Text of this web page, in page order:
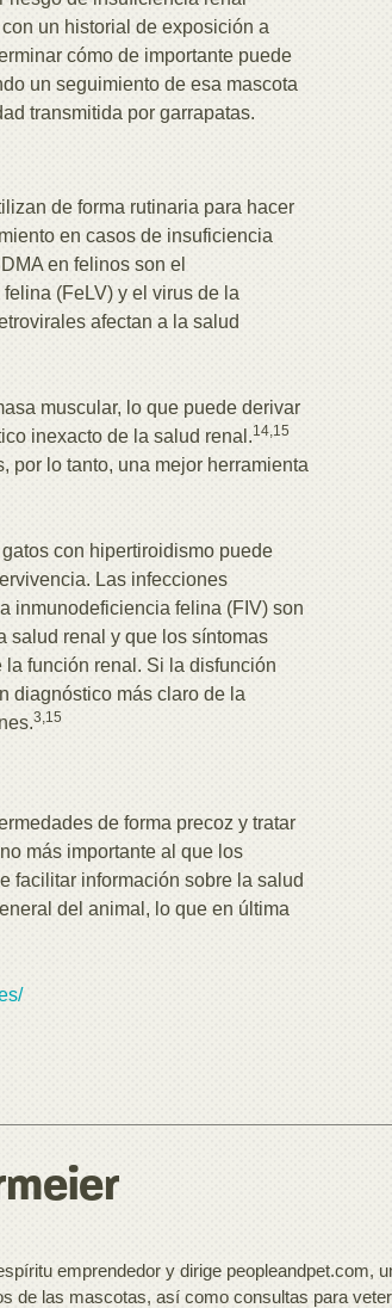
un historial de exposición a
cómo de importante puede
un seguimiento de esa mascota
transmitida por garrapatas.
de forma rutinaria para hacer
en casos de insuficiencia
en felinos son el
(FeLV) y el virus de la
afectan a la salud
muscular, lo que puede derivar
inexacto de la salud renal.14,15
por lo tanto, una mejor herramienta
con hipertiroidismo puede
Las infecciones
inmunodeficiencia felina (FIV) son
salud renal y que los síntomas
función renal. Si la disfunción
diagnóstico más claro de la
3,15
de forma precoz y tratar
más importante al que los
facilitar información sobre la salud
del animal, lo que en última
emprendedor y dirige peopleandpet.com,
de las mascotas, así como consultas para